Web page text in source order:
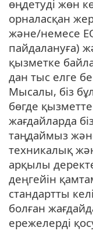
өңдетуді жөн
орналасқан
және/немесе
пайдалануға)
қызметке
дан тыс елге
Мысалы, біз
бөгде
жағдайларда
таңдаймыз
техникалық
арқылы
деңгейін
стандартты
болған
ережелерді